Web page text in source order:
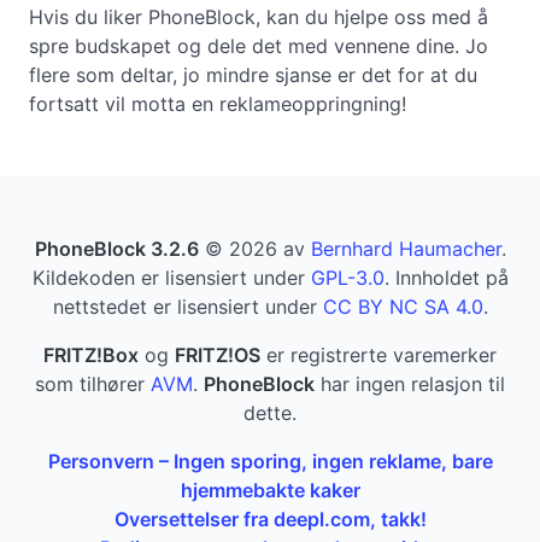
Hvis du liker PhoneBlock, kan du hjelpe oss med å
spre budskapet og dele det med vennene dine. Jo
flere som deltar, jo mindre sjanse er det for at du
fortsatt vil motta en reklameoppringning!
PhoneBlock 3.2.6© 2026 av Bernhard Haumacher.
Kildekoden er lisensiert under GPL-3.0. Innholdet på
nettstedet er lisensiert under CC BY NC SA 4.0.
FRITZ!Box og FRITZ!OS er registrerte varemerker
som tilhører AVM. PhoneBlock har ingen relasjon til
dette.
Personvern – Ingen sporing, ingen reklame, bare
hjemmebakte kaker
Oversettelser fra deepl.com, takk!